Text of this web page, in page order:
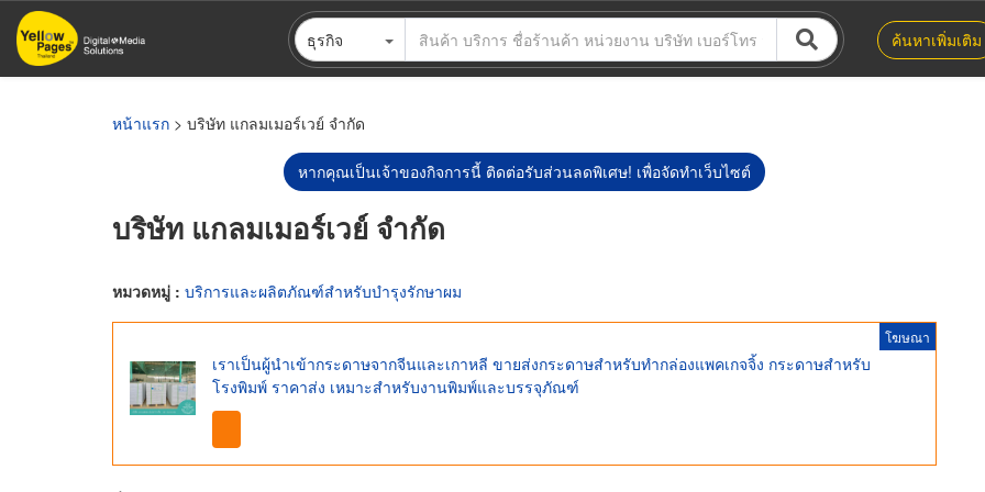
ข้าม
ไป
ธุรกิจ ค้นหาเพิ่มเติม
หน้าแรก > บริษัท แกลมเมอร์เวย์ จำกัด
หากคุณเป็นเจ้าของกิจการนี้ ติดต่อรับส่วนลดพิเศษ! เพื่อจัดทำเว็บไซต์
บริษัท แกลมเมอร์เวย์ จำกัด
หมวดหมู่ : บริการและผลิตภัณฑ์สำหรับบำรุงรักษาผม
โฆษณา
เราเป็นผู้นำเข้ากระดาษจากจีนและเกาหลี ขายส่งกระดาษสำหรับทำกล่องแพคเกจจิ้ง กระดาษสำหรับ
โรงพิมพ์ ราคาส่ง เหมาะสำหรับงานพิมพ์และบรรจุภัณฑ์